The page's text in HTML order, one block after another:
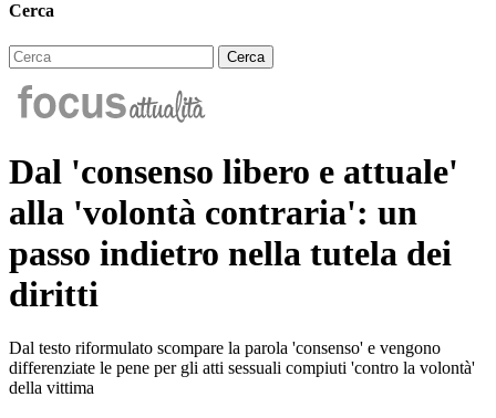
Cerca
Dal 'consenso libero e attuale'
alla 'volontà contraria': un
passo indietro nella tutela dei
diritti
Dal testo riformulato scompare la parola 'consenso' e vengono
differenziate le pene per gli atti sessuali compiuti 'contro la volontà'
della vittima